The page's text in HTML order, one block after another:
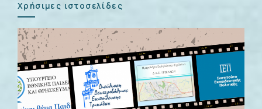
Χρήσιμες ιστοσελίδες